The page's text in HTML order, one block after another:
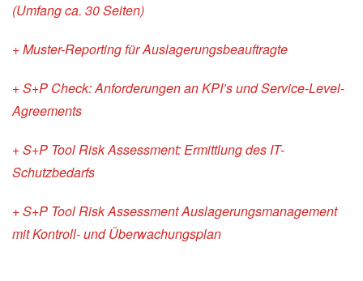
(Umfang ca. 30 Seiten)
+ Muster-Reporting für Auslagerungsbeauftragte
+ S+P Check: Anforderungen an KPI’s und Service-Level-
Agreements
+ S+P Tool Risk Assessment: Ermittlung des IT-
Schutzbedarfs
+ S+P Tool Risk Assessment Auslagerungsmanagement
mit Kontroll- und Überwachungsplan